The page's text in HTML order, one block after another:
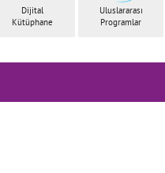
Dijital
Kütüphane
Uluslararası
Programlar